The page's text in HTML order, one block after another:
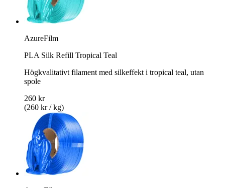
AzureFilm
PLA Silk Refill Tropical Teal
Högkvalitativt filament med silkeffekt i tropical teal, utan
spole
260 kr
(260 kr / kg)